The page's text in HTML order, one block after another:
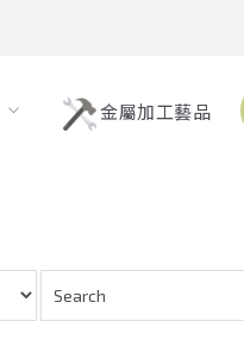
金屬加工藝品